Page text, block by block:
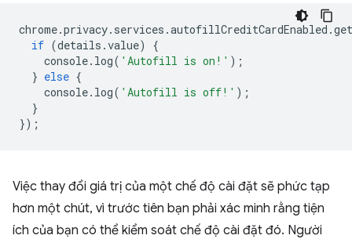
chrome.privacy. services .autofillCreditCardEnabled .get
if (details .value)
{
console. log( 'Autofill is on!' );
} else {
console. log( 'Autofill is off!' );
}
});
Việc thay đổi giá trị của một chế độ cài đặt sẽ phức tạp
hơn một chút, vì trước tiên bạn phải xác minh rằng tiện
ích của bạn có thể kiểm soát chế độ cài đặt đó. Người